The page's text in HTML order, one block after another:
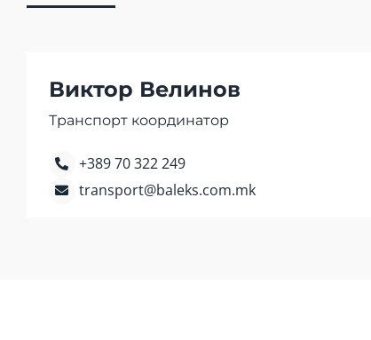
Виктор Велинов
Транспорт координатор
+389 70 322 249
transport@baleks.com.mk